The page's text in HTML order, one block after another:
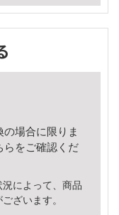
場合に限りま
ら をご確認くだ
によって、商品
ざいます。